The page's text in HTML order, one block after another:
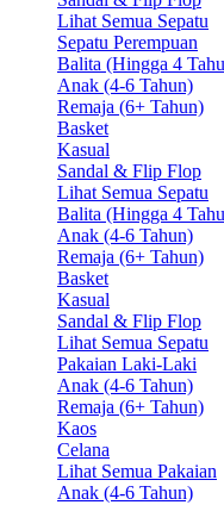
Lihat Semua Sepatu
Sepatu Perempuan
Balita (Hingga 4
Anak (4-6 Tahun)
Remaja (6+ Tahun)
Basket
Kasual
Sandal & Flip Flop
Lihat Semua Sepatu
Balita (Hingga 4
Anak (4-6 Tahun)
Remaja (6+ Tahun)
Basket
Kasual
Sandal & Flip Flop
Lihat Semua Sepatu
Pakaian Laki-Laki
Anak (4-6 Tahun)
Remaja (6+ Tahun)
Kaos
Celana
Lihat Semua Pakaian
Anak (4-6 Tahun)